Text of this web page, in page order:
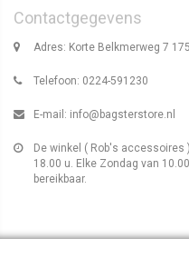
Contactgegevens
Adres: Korte Belkmerweg 7
Telefoon: 0224-591230
E-mail: info@bagsterstore.nl
De winkel ( Rob's accessoires
18.00 u. Elke Zondag van
bereikbaar.